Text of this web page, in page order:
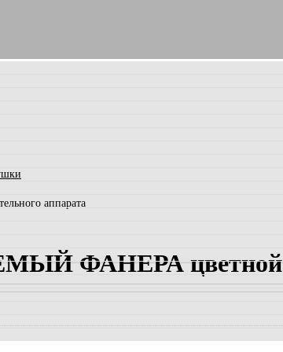
аппарата
ФАНЕРА цветной